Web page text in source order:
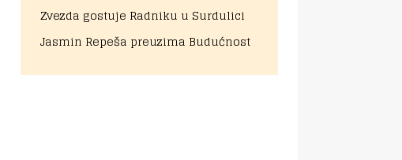
Zvezda gostuje Radniku u Surdulici
Jasmin Repeša preuzima Budućnost